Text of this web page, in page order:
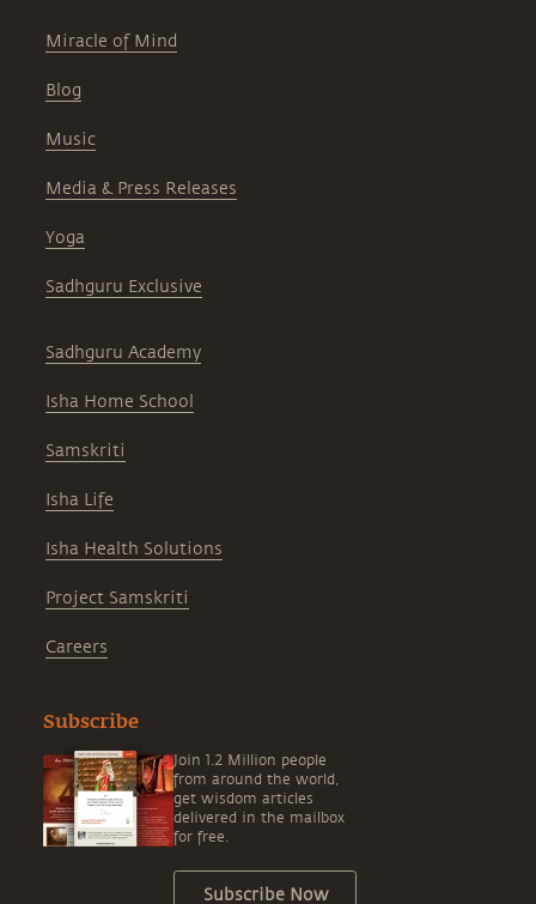
Miracle of Mind
Blog
Music
Media & Press Releases
Yoga
Sadhguru Exclusive
Sadhguru Academy
Isha Home School
Samskriti
Isha Life
Isha Health Solutions
Project Samskriti
Careers
Subscribe
Join 1.2 Million people
from around the world,
get wisdom articles
delivered in the mailbox
for free.
Subscribe Now